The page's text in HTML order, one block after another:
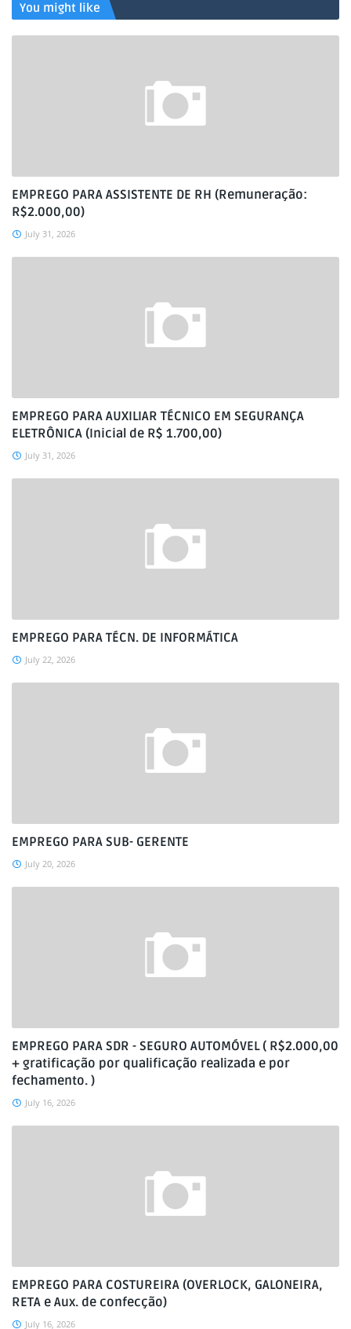
You might like
EMPREGO PARA ASSISTENTE DE RH (Remuneração:
R$2.000,00)
July 31, 2026
EMPREGO PARA AUXILIAR TÉCNICO EM SEGURANÇA
ELETRÔNICA (Inicial de R$ 1.700,00)
July 31, 2026
EMPREGO PARA TÉCN. DE INFORMÁTICA
July 22, 2026
EMPREGO PARA SUB- GERENTE
July 20, 2026
EMPREGO PARA SDR - SEGURO AUTOMÓVEL ( R$2.000,00
+ gratificação por qualificação realizada e por
fechamento. )
July 16, 2026
EMPREGO PARA COSTUREIRA (OVERLOCK, GALONEIRA,
RETA e Aux. de confecção)
July 16, 2026